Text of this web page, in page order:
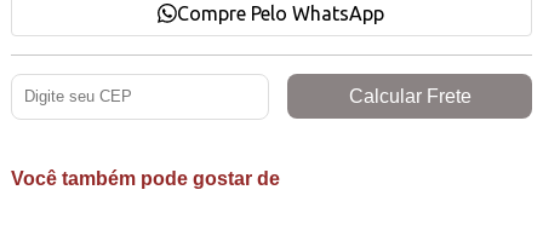
Compre Pelo WhatsApp
Você também pode gostar de